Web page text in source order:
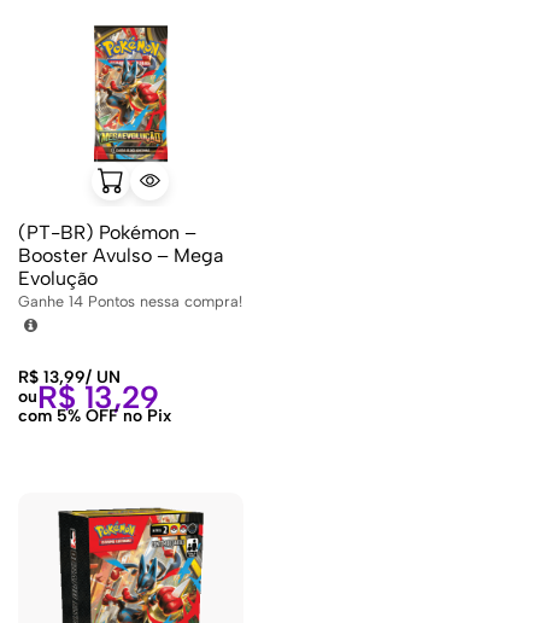
(PT-BR) Pokémon –
Booster Avulso – Mega
Evolução
Ganhe 14 Pontos nessa compra!
R$ 13,99/ UN
ouR$ 13,29
com 5% OFF no Pix